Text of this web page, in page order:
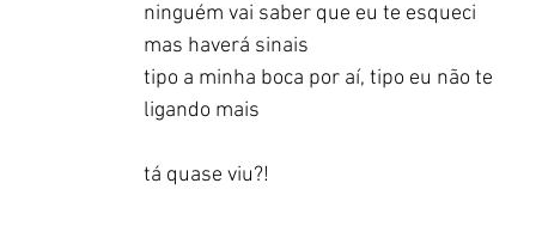
ninguém vai saber que eu te esqueci
mas haverá sinais
tipo a minha boca por aí, tipo eu não te
ligando mais
tá quase viu?!